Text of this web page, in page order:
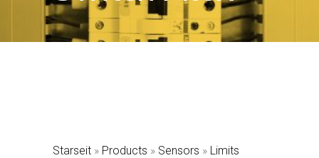
Starseit » Products » Sensors » Limits